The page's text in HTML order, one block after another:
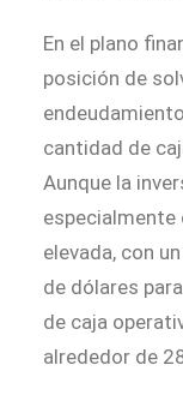
En el plano
posición de
cantidad de
Aunque la
especialmente
elevada, con
de dólares
de caja
alrededor de